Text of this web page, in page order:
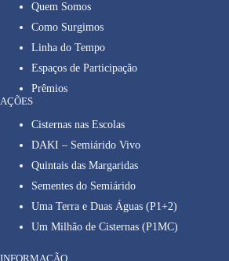
Quem Somos
Como Surgimos
Linha do Tempo
Espaços de Participação
Prêmios
AÇÕES
Cisternas nas Escolas
DAKI – Semiárido Vivo
Quintais das Margaridas
Sementes do Semiárido
Uma Terra e Duas Águas (P1+2)
Um Milhão de Cisternas (P1MC)
INFORMAÇÃO